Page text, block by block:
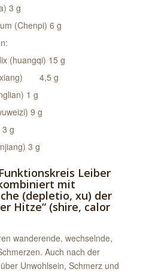
3 g
(Chenpi) 6 g
(huangqi) 15 g
4,5 g
1 g
9 g
g
3 g
Leiber
mit
(depletio, xu) der
Hitze“ (shire, calor
wanderende, wechselnde,
Auch nach der
Unwohlsein, Schmerz und